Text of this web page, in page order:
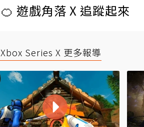
🍊 遊戲角落 X 追蹤起來
Xbox Series X 更多報導